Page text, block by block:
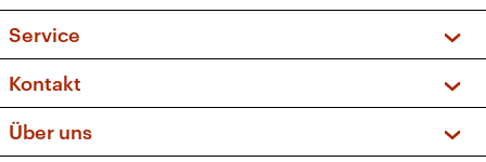
Sendungen und Podcasts
Musikliste
Kakadu – Das Kinderprogramm
Frequenzen (UKW + DAB+)
Service
FAQ
Apps
Newsletter
Kontakt
Über uns